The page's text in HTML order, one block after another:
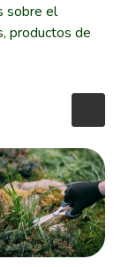
sobre el
productos de